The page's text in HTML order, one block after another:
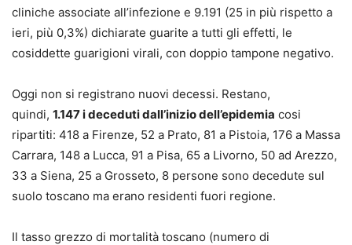
cliniche associate all’infezione e 9.191 (25 in più rispetto a
ieri, più 0,3%) dichiarate guarite a tutti gli effetti, le
cosiddette guarigioni virali, con doppio tampone negativo.
Oggi non si registrano nuovi decessi. Restano,
quindi, 1.147 i deceduti dall’inizio dell’epidemia cosi
ripartiti: 418 a Firenze, 52 a Prato, 81 a Pistoia, 176 a Massa
Carrara, 148 a Lucca, 91 a Pisa, 65 a Livorno, 50 ad Arezzo,
33 a Siena, 25 a Grosseto, 8 persone sono decedute sul
suolo toscano ma erano residenti fuori regione.
Il tasso grezzo di mortalità toscano (numero di